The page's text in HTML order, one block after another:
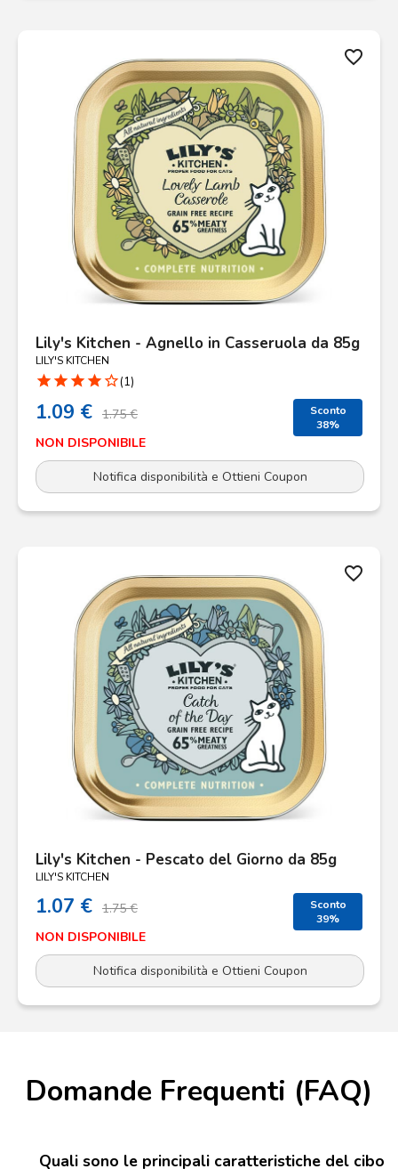
favorite_border
Lily's Kitchen - Agnello in Casseruola da 85g
LILY'S KITCHEN
star star star star star_border(1)
1.09 € 1.75 €
Sconto
38%
NON DISPONIBILE
Notifica disponibilità e Ottieni Coupon
favorite_border
Lily's Kitchen - Pescato del Giorno da 85g
LILY'S KITCHEN
1.07 € 1.75 €
Sconto
39%
NON DISPONIBILE
Notifica disponibilità e Ottieni Coupon
Domande Frequenti (FAQ)
Quali sono le principali caratteristiche del cibo